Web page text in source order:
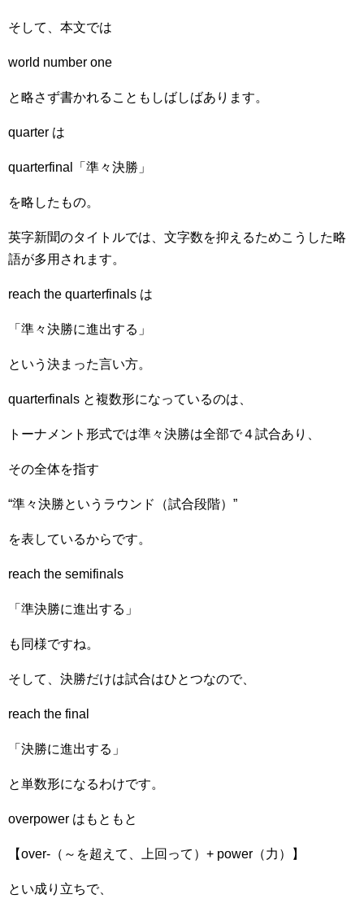
そして、本文では
world number one
と略さず書かれることもしばしばあります。
quarter は
quarterfinal「準々決勝」
を略したもの。
英字新聞のタイトルでは、文字数を抑えるためこうした略
語が多用されます。
reach the quarterfinals は
「準々決勝に進出する」
という決まった言い方。
quarterfinals と複数形になっているのは、
トーナメント形式では準々決勝は全部で４試合あり、
その全体を指す
“準々決勝というラウンド（試合段階）”
を表しているからです。
reach the semifinals
「準決勝に進出する」
も同様ですね。
そして、決勝だけは試合はひとつなので、
reach the final
「決勝に進出する」
と単数形になるわけです。
overpower はもともと
【over-（～を超えて、上回って）+ power（力）】
とい成り立ちで、